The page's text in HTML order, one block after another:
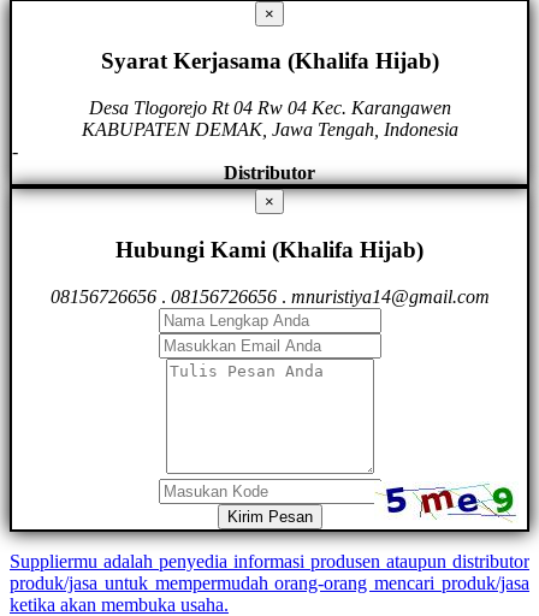
×
Syarat Kerjasama (Khalifa Hijab)
Desa Tlogorejo Rt 04 Rw 04 Kec. Karangawen
KABUPATEN DEMAK, Jawa Tengah, Indonesia
-
Distributor
×
Hubungi Kami (Khalifa Hijab)
08156726656. 08156726656. mnuristiya14@gmail.com
Kirim Pesan
Suppliermu adalah penyedia informasi produsen ataupun distributor
produk/jasa untuk mempermudah orang-orang mencari produk/jasa
ketika akan membuka usaha.